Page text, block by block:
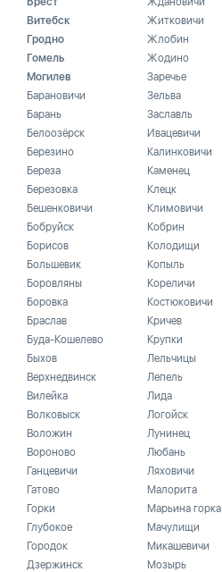
Витебск
Гродно
Гомель
Могилев
Барановичи
Барань
Белоозёрск
Березино
Береза
Березовка
Бешенковичи
Бобруйск
Борисов
Большевик
Боровляны
Боровка
Браслав
Буда-Кошелево
Быхов
Верхнедвинск
Вилейка
Волковыск
Воложин
Вороново
Ганцевичи
Гатово
Горки
Глубокое
Городок
Дзержинск
Житковичи
Жлобин
Жодино
Заречье
Зельва
Заславль
Ивацевичи
Калинковичи
Каменец
Клецк
Климовичи
Кобрин
Колодищи
Копыль
Кореличи
Костюковичи
Кричев
Крупки
Лельчицы
Лепель
Лида
Логойск
Лунинец
Любань
Ляховичи
Малорита
Марьина горка
Мачулищи
Микашевичи
Мозырь